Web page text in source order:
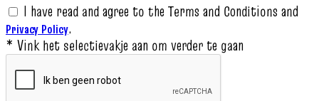
I have read and agree to the Terms and Conditions and
Privacy Policy.
* Vink het selectievakje aan om verder te gaan